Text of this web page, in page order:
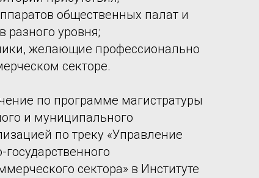
общественных палат и
разного уровня;
желающие профессионально
секторе.
по программе магистратуры
и муниципального
по треку «Управление
сектора» в Институте